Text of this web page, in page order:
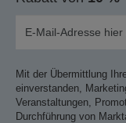
Mit der Übermittlung
einverstanden,
Veranstaltungen,
Durchführung von